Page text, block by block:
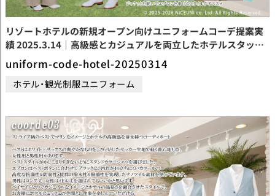
リゾートホテルの新規オープン向けユニフォームコーデ提案実
績 2025.3.14｜高級感とカジュアルを両立したホテルスタッフ
制服コーディネート事例
uniform-code-hotel-20250314
ホテル・観光制服ユニフォーム